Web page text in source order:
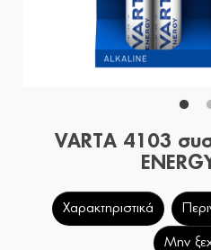
VARTA 4103
Χαρακτηριστικά
Μην